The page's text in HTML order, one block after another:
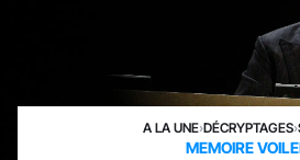
A LA UNE›DÉCRYPTAGES›
MEMOIRE